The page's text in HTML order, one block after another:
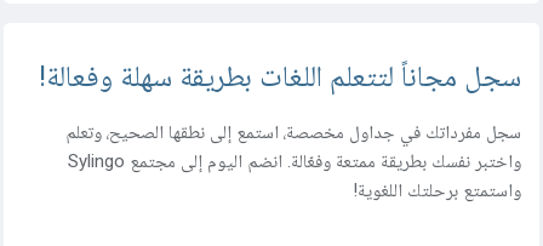
سجل مجاناً لتتعلم اللغات بطريقة سهلة وفعالة!
سجل مفرداتك في جداول مخصصة، استمع إلى نطقها الصحيح، وتعلم
واختبر نفسك بطريقة ممتعة وفعّالة. انضم اليوم إلى مجتمع Sylingo
واستمتع برحلتك اللغوية!